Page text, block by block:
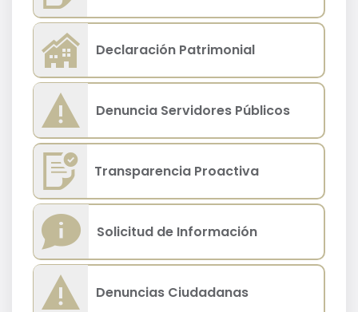
Declaración Patrimonial
Denuncia Servidores Públicos
Transparencia Proactiva
Solicitud de Información
Denuncias Ciudadanas